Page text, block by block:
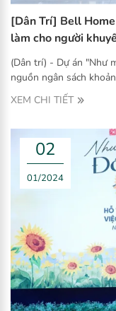
[Dân Trí] Bell
làm cho người
(Dân trí) - Dự án "Như
nguồn ngân sách
năm, dự kiến giúp
2.500 - 3.000 người
XEM CHI TIẾT
02
01/2024